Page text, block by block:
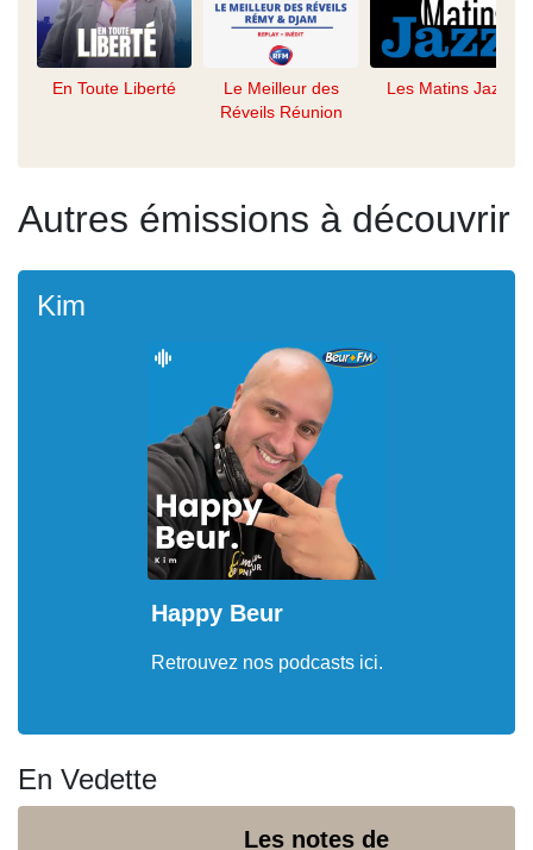
En Toute Liberté
Le Meilleur des
Réveils Réunion
Les Matins Jazz
Autres émissions à découvrir
Kim
Happy Beur
Retrouvez nos podcasts ici.
En Vedette
Les notes de